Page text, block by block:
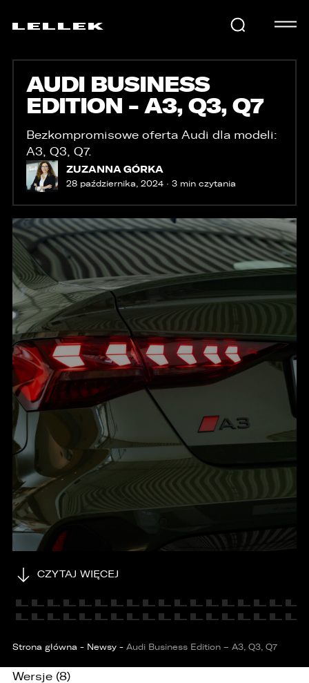
SAMOCHODY
USŁUGI
AKTUALNOŚCI
KARIERA
KONTAKT
E-LELLEK
AUDI BUSINESS
EDITION - A3, Q3, Q7
Bezkompromisowe oferta Audi dla modeli:
A3, Q3, Q7.
ZUZANNA GÓRKA
28 października, 2024 · 3 min czytania
CZYTAJ WIĘCEJ
Strona główna - Newsy - Audi Business Edition – A3, Q3, Q7
Wersje (8)